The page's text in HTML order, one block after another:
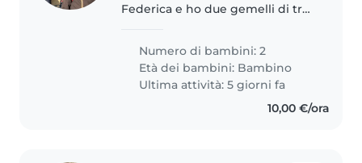
Federica e ho due gemelli di tre
restauratrice da molti anni e
avrei bisogno di un aiuto con i
bimbi,..
Numero di bambini: 2
Età dei bambini: Bambino
Ultima attività: 5 giorni fa
10,00 €/ora